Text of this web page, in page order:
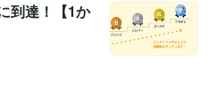
到達！【1か